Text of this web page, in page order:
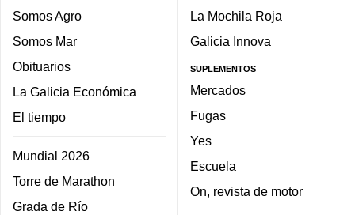
Somos Agro
Somos Mar
Obituarios
La Galicia Económica
El tiempo
Mundial 2026
Torre de Marathon
Grada de Río
La Mochila Roja
Galicia Innova
SUPLEMENTOS
Mercados
Fugas
Yes
Escuela
On, revista de motor